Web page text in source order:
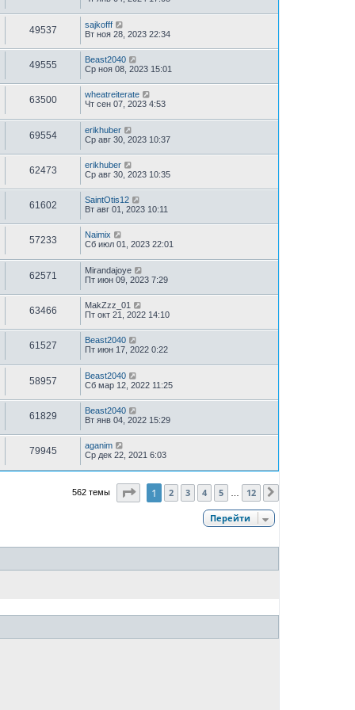
49537
sajkofff
Вт ноя 28, 2023 22:34
49555
Beast2040
Ср ноя 08, 2023 15:01
63500
wheatreiterate
Чт сен 07, 2023 4:53
69554
erikhuber
Ср авг 30, 2023 10:37
62473
erikhuber
Ср авг 30, 2023 10:35
61602
SaintOtis12
Вт авг 01, 2023 10:11
57233
Naimix
Сб июл 01, 2023 22:01
62571
Mirandajoye
Пт июн 09, 2023 7:29
63466
MakZzz_01
Пт окт 21, 2022 14:10
61527
Beast2040
Пт июн 17, 2022 0:22
58957
Beast2040
Сб мар 12, 2022 11:25
61829
Beast2040
Вт янв 04, 2022 15:29
79945
aganim
Ср дек 22, 2021 6:03
562 темы Страница 1из12
1 2 3 4 5 12
Перейти